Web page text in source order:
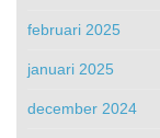
februari 2025
januari 2025
december 2024